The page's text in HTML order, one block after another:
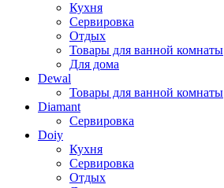
Кухня
Сервировка
Отдых
Товары для ванной комнаты
Для дома
Dewal
Товары для ванной комнаты
Diamant
Сервировка
Doiy
Кухня
Сервировка
Отдых